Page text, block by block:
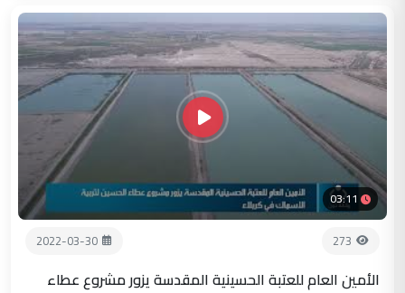
03:11
273
2022-03-30
الأمين العام للعتبة الحسينية المقدسة يزور مشروع عطاء